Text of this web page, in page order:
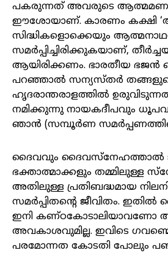
പകരുന്നത് അവരുടെ
ഈശോയാണ്. കാരണം കക്ഷി
സിദ്ധികളൊക്കെയും
സമർപ്പിച്ചിരിക്കുകയാണ്,
ആയിരിക്കണം. ഭാരതീയ ഭജൻ
പറഞ്ഞാൽ സന്യസ്തർ
ഹൃദരാന്തരാളത്തിൽ
നമിക്കുന്നു നായകദീപവും
ഞാൻ (സമ്പൂർണ
ദൈവവും ദൈവസ്നേഹത്താൽ
ഭക്താത്മാക്കളും തമ്മിലുള്ള
അതിലുള്ള പ്രതിബദ്ധമായ
സമർപ്പിതന്റെ ജീവിതം.
ഇനി കണ്ഠകോടാലിയാവണോ
അവകാശവുമില്ല. ഇവിടെ
പരമോന്നത കോടതി പോലും